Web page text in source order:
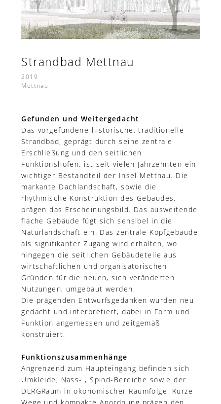
Strandbad Mettnau
2019
Mettnau
Gefunden und Weitergedacht
Das vorgefundene historische, traditionelle
Strandbad, geprägt durch seine zentrale
Erschließung und den seitlichen
Funktionshöfen, ist seit vielen Jahrzehnten ein
wichtiger Bestandteil der Insel Mettnau. Die
markante Dachlandschaft, sowie die
rhythmische Konstruktion des Gebäudes,
prägen das Erscheinungsbild. Das ausweitende
flache Gebäude fügt sich sensibel in die
Naturlandschaft ein. Das zentrale Kopfgebäude
als signifikanter Zugang wird erhalten, wo
hingegen die seitlichen Gebäudeteile aus
wirtschaftlichen und organisatorischen
Gründen für die neuen, sich veränderten
Nutzungen, umgebaut werden.
Die prägenden Entwurfsgedanken wurden neu
gedacht und interpretiert, dabei in Form und
Funktion angemessen und zeitgemäß
konstruiert.
Funktionszusammenhänge
Angrenzend zum Haupteingang befinden sich
Umkleide, Nass- , Spind-Bereiche sowie der
DLRGRaum in ökonomischer Raumfolge. Kurze